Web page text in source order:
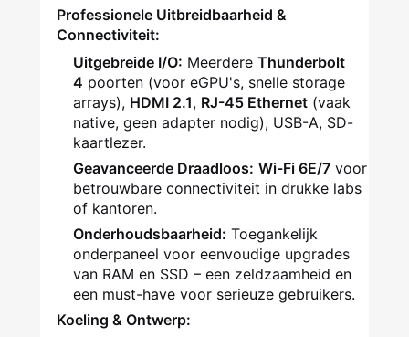
Professionele Uitbreidbaarheid &
Connectiviteit:
Uitgebreide I/O: Meerdere Thunderbolt
4 poorten (voor eGPU's, snelle storage
arrays), HDMI 2.1, RJ-45 Ethernet (vaak
native, geen adapter nodig), USB-A, SD-
kaartlezer.
Geavanceerde Draadloos: Wi-Fi 6E/7 voor
betrouwbare connectiviteit in drukke labs
of kantoren.
Onderhoudsbaarheid: Toegankelijk
onderpaneel voor eenvoudige upgrades
van RAM en SSD – een zeldzaamheid en
een must-have voor serieuze gebruikers.
Koeling & Ontwerp: